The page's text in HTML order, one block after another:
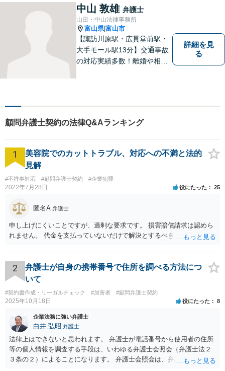
を解決するため、迅速かつ丁
寧にサポートいたします。
【夜間対応可能】
中山 敦雄 弁護士
山田・中山法律事務所
富山県|富山市
【諏訪川原駅・広貫堂前駅・
大手モール駅13分】交通事故
の対応実績多数！離婚や相続
策がないか考えてみません
詳細を見
る
顧問弁護士契約の法律Q&Aランキング
1
美容院でのカットトラブル、対応への不満と法的
見解
#不祥事対応 #顧問弁護士契約 #企業犯罪
2022年7月28日 役にたった 25
匿名A 弁護士
申し上げにくいことですが、過剰な要求です。 損害賠償請求は認めら
れません。 代金を支払っていないだけで解決とするべきでしょう。
2
弁護士が自身の携帯番号で住所を調べる方法につ
いて
#契約書作成・リーガルチェック #加害者 #顧問弁護士契約
2025年10月18日 役にたった 8
企業法務に強い弁護士
白井 弘昭 弁護士
法律上はできないと思われます。 弁護士が電話番号から使用者の住所
等の個人情報を調査する手段は、いわゆる弁護士会照会（弁護士法２
３条の２）によることになります。 弁護士会照会は、弁護士が事件を